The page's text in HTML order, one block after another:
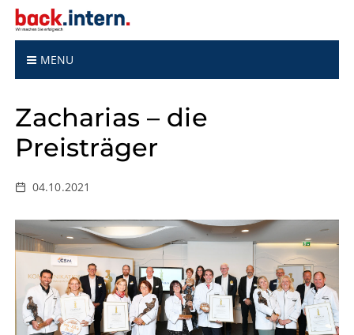
MENU
Zacharias – die
Preisträger
04.10.2021